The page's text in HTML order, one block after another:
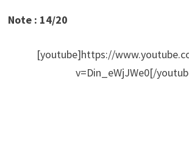
Note : 14/20
[youtube]https://
v=Din_eWjJWe0[/